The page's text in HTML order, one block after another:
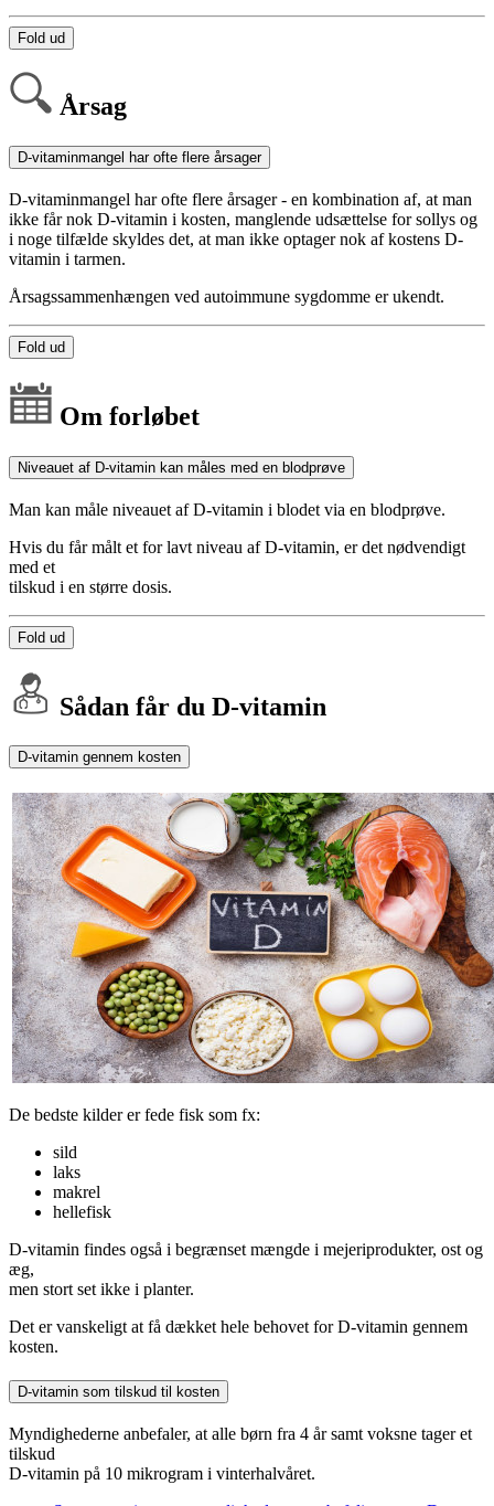
Fold ud
Årsag
D-vitaminmangel har ofte flere årsager
D-vitaminmangel har ofte flere årsager - en kombination af, at man
ikke får nok D-vitamin i kosten, manglende udsættelse for sollys og
i noge tilfælde skyldes det, at man ikke optager nok af kostens D-
vitamin i tarmen.
Årsagssammenhængen ved autoimmune sygdomme er ukendt.
Fold ud
Om forløbet
Niveauet af D-vitamin kan måles med en blodprøve
Man kan måle niveauet af D-vitamin i blodet via en blodprøve.
Hvis du får målt et for lavt niveau af D-vitamin, er det nødvendigt
med et
tilskud i en større dosis.
Fold ud
Sådan får du D-vitamin
D-vitamin gennem kosten
De bedste kilder er fede fisk som fx:
sild
laks
makrel
hellefisk
D-vitamin findes også i begrænset mængde i mejeriprodukter, ost og
æg,
men stort set ikke i planter.
Det er vanskeligt at få dækket hele behovet for D-vitamin gennem
kosten.
D-vitamin som tilskud til kosten
Myndighederne anbefaler, at alle børn fra 4 år samt voksne tager et
tilskud
D-vitamin på 10 mikrogram i vinterhalvåret.